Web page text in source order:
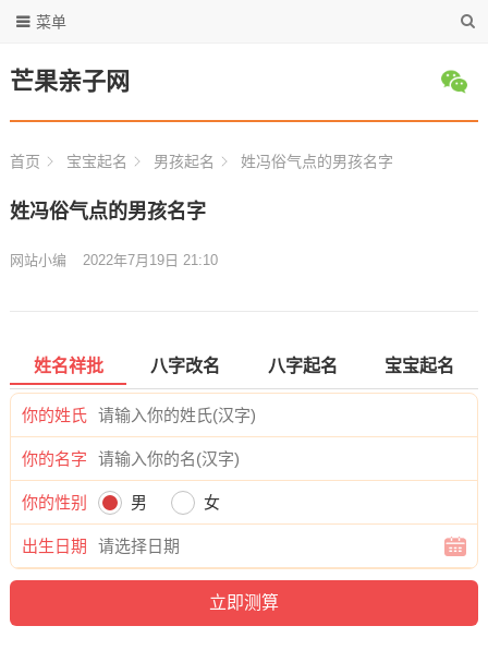
芒果亲子网
菜单
首页 宝宝起名 男孩起名 姓冯俗气点的男孩名字
姓冯俗气点的男孩名字
网站小编 2022年7月19日 21:10
姓名祥批 八字改名 八字起名 宝宝起名
你的姓氏
你的名字
你的性别 男 女
出生日期